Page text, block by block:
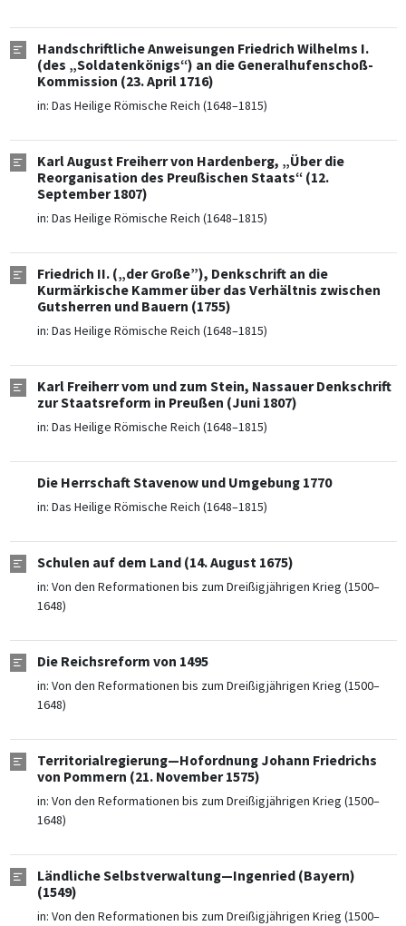
Handschriftliche Anweisungen Friedrich Wilhelms I.
(des „Soldatenkönigs“) an die Generalhufenschoß-
Kommission (23. April 1716)
in: Das Heilige Römische Reich (1648–1815)
Karl August Freiherr von Hardenberg, „Über die
Reorganisation des Preußischen Staats“ (12.
September 1807)
in: Das Heilige Römische Reich (1648–1815)
Friedrich II. („der Große”), Denkschrift an die
Kurmärkische Kammer über das Verhältnis zwischen
Gutsherren und Bauern (1755)
in: Das Heilige Römische Reich (1648–1815)
Karl Freiherr vom und zum Stein, Nassauer Denkschrift
zur Staatsreform in Preußen (Juni 1807)
in: Das Heilige Römische Reich (1648–1815)
Die Herrschaft Stavenow und Umgebung 1770
in: Das Heilige Römische Reich (1648–1815)
Schulen auf dem Land (14. August 1675)
in: Von den Reformationen bis zum Dreißigjährigen Krieg (1500–
1648)
Die Reichsreform von 1495
in: Von den Reformationen bis zum Dreißigjährigen Krieg (1500–
1648)
Territorialregierung—Hofordnung Johann Friedrichs
von Pommern (21. November 1575)
in: Von den Reformationen bis zum Dreißigjährigen Krieg (1500–
1648)
Ländliche Selbstverwaltung—Ingenried (Bayern)
(1549)
in: Von den Reformationen bis zum Dreißigjährigen Krieg (1500–